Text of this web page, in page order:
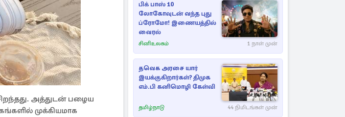
அத்துடன் பழைய
முக்கியமாக
பிக் பாஸ் 10
லோகோவுடன் வந்த புது
ப்ரோமோ! இணையத்தில்
வைரல்
சினிஉலகம் 1 நாள் முன்
தவெக அரசை யார்
இயக்குகிறார்கள்? திமுக
எம்.பி கனிமொழி கேள்வி
தமிழ்நாடு 44 நிமிடங்கள் முன்